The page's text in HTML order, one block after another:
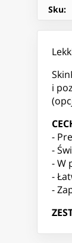
Sku:
i
-
-
- W
-
-